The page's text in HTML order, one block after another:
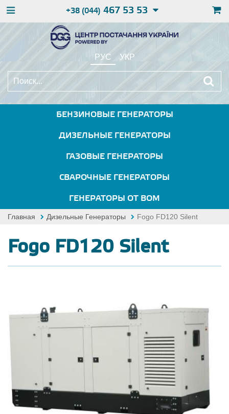
+38 (044) 467 53 53
РУС УКР
БЕНЗИНОВЫЕ ГЕНЕРАТОРЫ
ДИЗЕЛЬНЫЕ ГЕНЕРАТОРЫ
ГАЗОВЫЕ ГЕНЕРАТОРЫ
СВАРОЧНЫЕ ГЕНЕРАТОРЫ
ГЕНЕРАТОРЫ ОТ ВОМ
Главная Дизельные Генераторы Fogo FD120 Silent
Fogo FD120 Silent